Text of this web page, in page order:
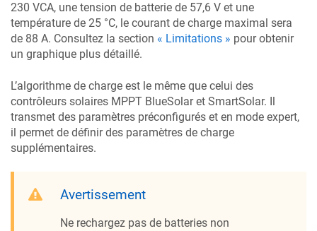
230 VCA, une tension de batterie de 57,6 V et une
température de 25 °C, le courant de charge maximal sera
de 88 A. Consultez la section « Limitations » pour obtenir
un graphique plus détaillé.
L’algorithme de charge est le même que celui des
contrôleurs solaires MPPT BlueSolar et SmartSolar. Il
transmet des paramètres préconfigurés et en mode expert,
il permet de définir des paramètres de charge
supplémentaires.
Avertissement
Ne rechargez pas de batteries non